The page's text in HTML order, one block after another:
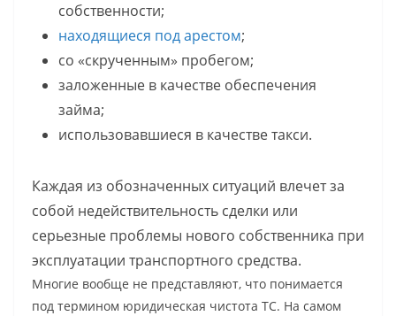
собственности;
находящиеся под арестом;
со «скрученным» пробегом;
заложенные в качестве обеспечения
займа;
использовавшиеся в качестве такси.
Каждая из обозначенных ситуаций влечет за
собой недействительность сделки или
серьезные проблемы нового собственника при
эксплуатации транспортного средства.
Многие вообще не представляют, что понимается
под термином юридическая чистота ТС. На самом